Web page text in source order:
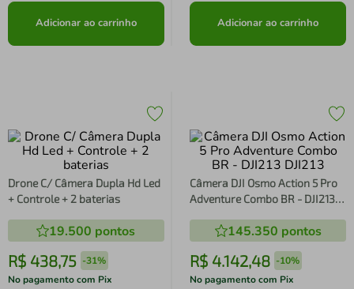
Adicionar ao carrinho Adicionar ao carrinho
Drone C/ Câmera Dupla Hd Led
+ Controle + 2 baterias
19.500 pontos
R$ 438,75 -31%
No pagamento com Pix
Câmera DJI Osmo Action 5 Pro
Adventure Combo BR - DJI213
145.350 pontos
R$ 4.142,48 -10%
No pagamento com Pix